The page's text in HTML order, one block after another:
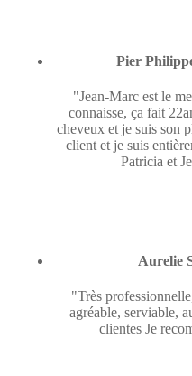
Pier
"Jean-Marc est le
connaisse, ça fait
cheveux et je suis son
client et je suis
Patricia et
Aurelie
"Très
agréable, serviable,
clientes Je